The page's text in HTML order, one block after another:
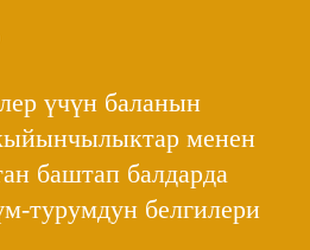
үчүн баланын
менен
баштап балдарда
турумдун белгилери